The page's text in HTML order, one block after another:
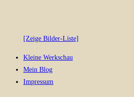
[Zeige Bilder-Liste]
Kleine Werkschau
Mein Blog
Impressum